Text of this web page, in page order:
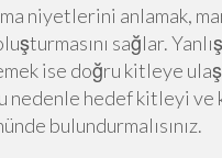
niyetlerini anlamak,
sağlar.
ise doğru kitleye
hedef kitleyi ve
bulundurmalısınız.